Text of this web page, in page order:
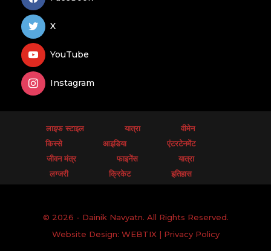
X
YouTube
Instagram
लाइफ स्टाइल यात्रा
वीमेन
किस्से
आइडिया
एंटरटेनमेंट
जीवन मंत्र
फाइनेंस
यात्रा
लग्जरी
क्रिकेट इतिहास
© 2026 - Dainik Navyatn. All Rights Reserved.
Website Design: WEBTIX | Privacy Policy